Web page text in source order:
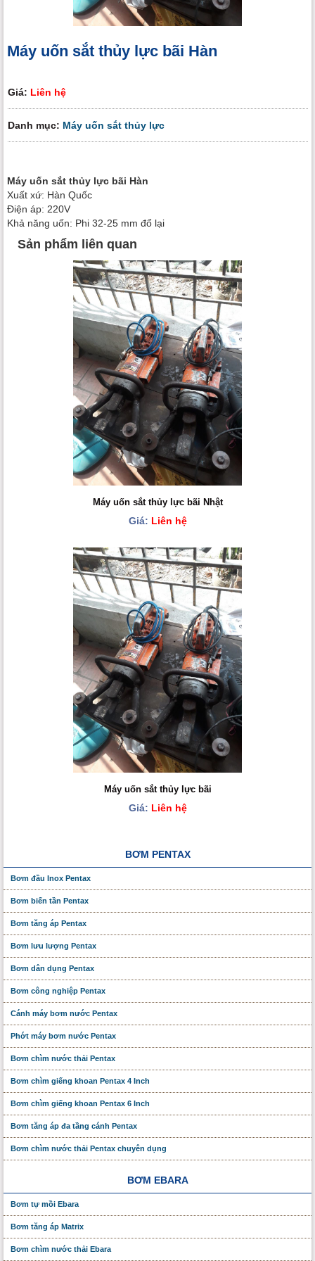
Máy uốn sắt thủy lực bãi Hàn
Giá: Liên hệ
Danh mục: Máy uốn sắt thủy lực
Máy uốn sắt thủy lực bãi Hàn
Xuất xứ: Hàn Quốc
Điện áp: 220V
Khả năng uốn: Phi 32-25 mm đổ lại
Sản phẩm liên quan
Máy uốn sắt thủy lực bãi Nhật
Giá: Liên hệ
Máy uốn sắt thủy lực bãi
Giá: Liên hệ
BƠM PENTAX
Bơm đầu Inox Pentax
Bơm biến tần Pentax
Bơm tăng áp Pentax
Bơm lưu lượng Pentax
Bơm dân dụng Pentax
Bơm công nghiệp Pentax
Cánh máy bơm nước Pentax
Phớt máy bơm nước Pentax
Bơm chìm nước thải Pentax
Bơm chìm giếng khoan Pentax 4 Inch
Bơm chìm giếng khoan Pentax 6 Inch
Bơm tăng áp đa tầng cánh Pentax
Bơm chìm nước thải Pentax chuyên dụng
BƠM EBARA
Bơm tự mồi Ebara
Bơm tăng áp Matrix
Bơm chìm nước thải Ebara